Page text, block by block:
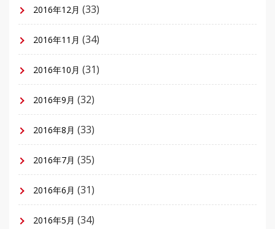
2016年12月 (33)
2016年11月 (34)
2016年10月 (31)
2016年9月 (32)
2016年8月 (33)
2016年7月 (35)
2016年6月 (31)
2016年5月 (34)